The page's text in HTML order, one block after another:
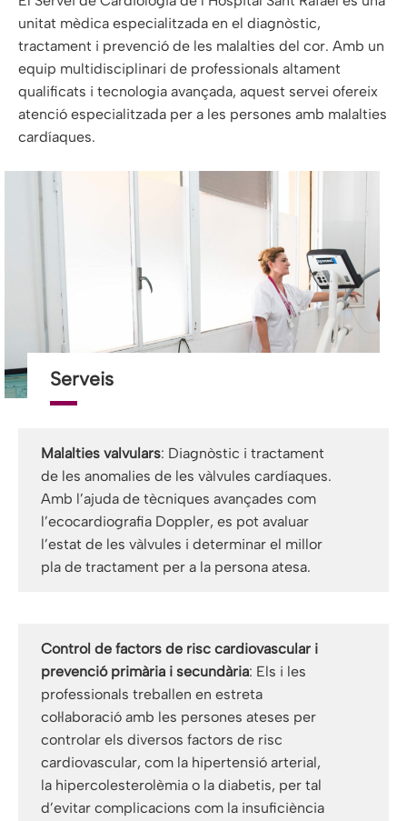
unitat mèdica especialitzada en el diagnòstic,
tractament i prevenció de les malalties del cor. Amb un
equip multidisciplinari de professionals altament
qualificats i tecnologia avançada, aquest servei ofereix
atenció especialitzada per a les persones amb malalties
cardíaques.
Serveis
Malalties valvulars: Diagnòstic i tractament
de les anomalies de les vàlvules cardíaques.
Amb l’ajuda de tècniques avançades com
l’ecocardiografia Doppler, es pot avaluar
l’estat de les vàlvules i determinar el millor
pla de tractament per a la persona atesa.
Control de factors de risc cardiovascular i
prevenció primària i secundària: Els i les
professionals treballen en estreta
col·laboració amb les persones ateses per
controlar els diversos factors de risc
cardiovascular, com la hipertensió arterial,
la hipercolesterolèmia o la diabetis, per tal
d’evitar complicacions com la insuficiència